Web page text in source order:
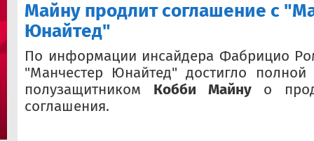
Майну продлит соглашение с
Юнайтед"
По информации инсайдера Фабрицио
"Манчестер Юнайтед" достигло полной
полузащитником Кобби Майнуо
соглашения.